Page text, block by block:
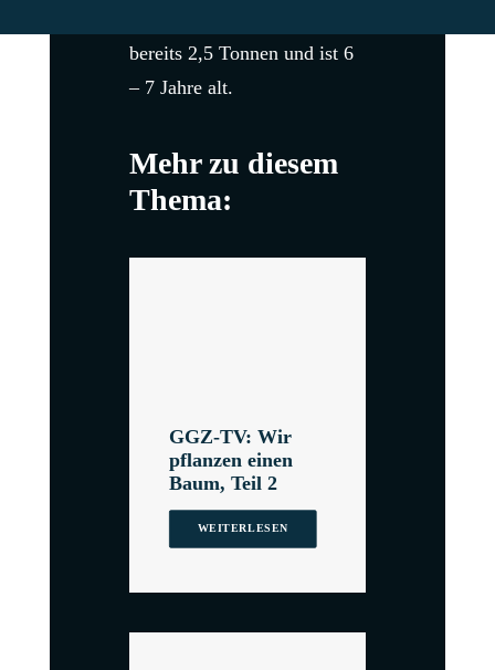
bereits 2,5 Tonnen und ist 6
– 7 Jahre alt.
Mehr zu diesem
Thema:
GGZ-TV: Wir
pflanzen einen
Baum, Teil 2
WEITERLESEN